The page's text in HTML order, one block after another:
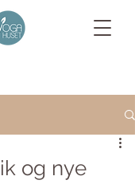
og nye